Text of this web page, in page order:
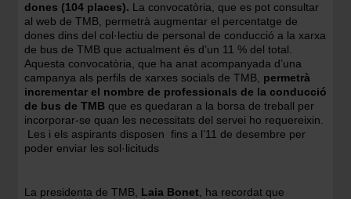
dones (104 places). La convocatòria, que es pot consultar
al web de TMB, permetrà augmentar el percentatge de
dones dins del col·lectiu de personal de conducció a la xarxa
de bus de TMB que actualment és d’un 11 % del total.
Aquesta convocatòria, que ha anat acompanyada d’una
campanya als perfils de xarxes socials de TMB, permetrà
incrementar el nombre de professionals de la conducció
de bus de TMB que es quedaran a la borsa de treball per
incorporar-se quan les necessitats del servei ho requereixin.
Les i els aspirants disposen fins a l’11 de desembre per
poder enviar les sol·licituds
La presidenta de TMB, Laia Bonet , ha recordat que